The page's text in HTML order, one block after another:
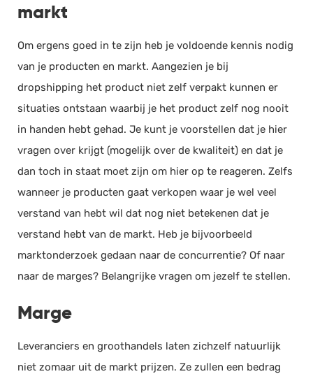
markt
Om ergens goed in te zijn heb je voldoende kennis nodig
van je producten en markt. Aangezien je bij
dropshipping het product niet zelf verpakt kunnen er
situaties ontstaan waarbij je het product zelf nog nooit
in handen hebt gehad. Je kunt je voorstellen dat je hier
vragen over krijgt (mogelijk over de kwaliteit) en dat je
dan toch in staat moet zijn om hier op te reageren. Zelfs
wanneer je producten gaat verkopen waar je wel veel
verstand van hebt wil dat nog niet betekenen dat je
verstand hebt van de markt. Heb je bijvoorbeeld
marktonderzoek gedaan naar de concurrentie? Of naar
naar de marges? Belangrijke vragen om jezelf te stellen.
Marge
Leveranciers en groothandels laten zichzelf natuurlijk
niet zomaar uit de markt prijzen. Ze zullen een bedrag